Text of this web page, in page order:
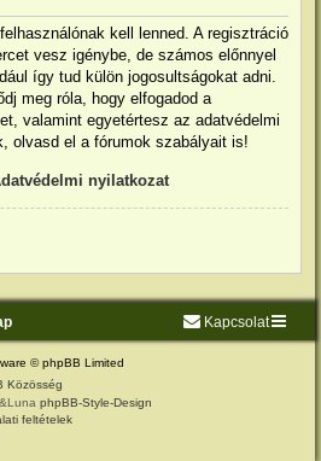
kell lenned. A regisztráció
vesz igénybe, de számos előnnyel
így tud külön jogosultságokat adni.
meg róla, hogy elfogadod a
valamint egyetértesz az adatvédelmi
olvasd el a fórumok szabályait is!
nyilatkozat
Kapcsolat
© phpBB Limited
Közösség
phpBB-Style-Design
feltételek